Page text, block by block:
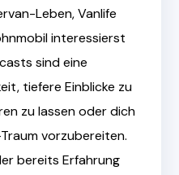
Leben, Vanlife
interessierst
sind eine
tiefere Einblicke zu
zu lassen oder dich
vorzubereiten.
bereits Erfahrung